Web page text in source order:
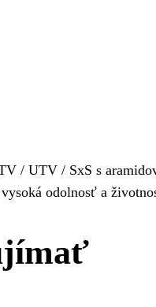
/ UTV / SxS s
odolnosť a